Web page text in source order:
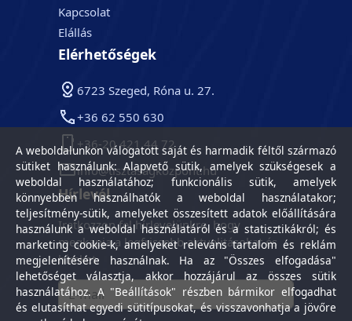
Kapcsolat
Elállás
Elérhetőségek
6723 Szeged, Róna u. 27.
+36 62 550 630
+36-20 421 44 72
info@tisztasagkozpont.hu
Hírlevél
Iratkozzon fel hírlevelünkre, hogy
megkapja a legfrissebb aktualitásokat és
híreket.
A weboldalunkon válogatott saját és harmadik féltől származó
sütiket használunk: Alapvető sütik, amelyek szükségesek a
weboldal használatához; funkcionális sütik, amelyek
könnyebben használhatók a weboldal használatakor;
teljesítmény-sütik, amelyeket összesített adatok előállítására
használunk a weboldal használatáról és a statisztikákról; és
marketing cookie-k, amelyeket releváns tartalom és reklám
megjelenítésére használnak. Ha az "Összes elfogadása"
lehetőséget választja, akkor hozzájárul az összes sütik
használatához. A "Beállítások" részben bármikor elfogadhat
és elutasíthat egyedi sütitípusokat, és visszavonhatja a jövőre